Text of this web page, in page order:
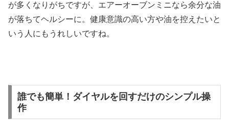
が多くなりがちですが、エアーオーブンミニなら余分な油
が落ちてヘルシーに。健康意識の高い方や油を控えたいと
いう人にもうれしいですね。
誰でも簡単！ダイヤルを回すだけのシンプル操
作